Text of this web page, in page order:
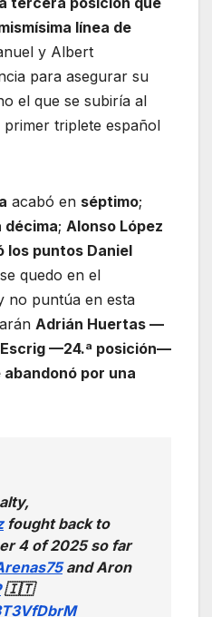
línea de
y Albert
para asegurar su
el que se subiría al
triplete español
acabó en séptimo;
décima; Alonso López
los puntos Daniel
se quedo en el
no puntúa en esta
Adrián Huertas —
—24.ª posición—
por una
fought back to
4 of 2025 so far
and Aron
🇮🇹